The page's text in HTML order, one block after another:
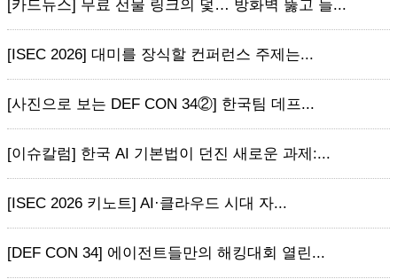
[카드뉴스] 무료 선물 링크의 덫… 방화벽 뚫고 들...
[ISEC 2026] 대미를 장식할 컨퍼런스 주제는...
[사진으로 보는 DEF CON 34②] 한국팀 데프...
[이슈칼럼] 한국 AI 기본법이 던진 새로운 과제:...
[ISEC 2026 키노트] AI·클라우드 시대 자...
[DEF CON 34] 에이전트들만의 해킹대회 열린...